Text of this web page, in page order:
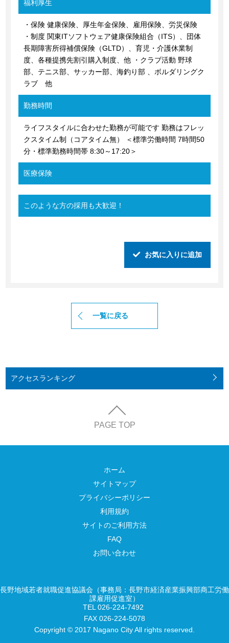
福利厚生
・保険 健康保険、厚⽣年⾦保険、雇⽤保険、労災保険
・制度 関東ITソフトウェア健康保険組合（ITS）、団体
⻑期障害所得補償保険（GLTD）、育児・介護休業制
度、各種提携先割引購⼊制度、他 ・クラブ活動 野球
部、テニス部、サッカー部、海釣り部 、ボルダリングク
ラブ 他
勤務時間
ライフスタイルに合わせた勤務が可能です 勤務はフレッ
クスタイム制（コアタイム無） ＜標準労働時間 7時間50
分・標準勤務時間帯 8:30～17:20＞
医療保険
このような方の採用も大歓迎！
お気に入りに追加
一覧に戻る
アクセスランキング
PAGE TOP
ホーム
サイトマップ
プライバシーポリシー
利用規約
サイトのご利用方法
FAQ
お問い合わせ
長野地域若者就職促進協議会（事務局：長野市経済産業振興部商工労働
課雇用促進室）
TEL 026-224-7492
FAX 026-224-5078
Copyright © 2017 Nagano City All rights reserved.